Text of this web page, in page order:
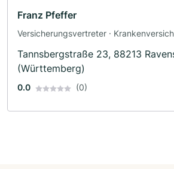
Franz Pfeffer
Versicherungsvertreter ·
Tannsbergstraße 23, 88213
(Württemberg)
0.0 (0)